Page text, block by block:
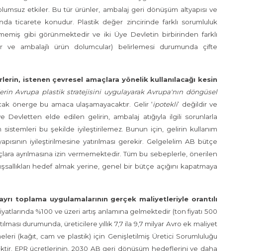
etkiler. Bu tür ürünler, ambalaj geri dönüşüm altyapısı ve
ticarete konudur. Plastik değer zincirinde farklı sorumluluk
gibi görünmektedir ve iki Üye Devletin birbirinden farklı
ambalajlı ürün dolumcular) belirlemesi durumunda çifte
istenen çevresel amaçlara yönelik kullanılacağı kesin
Avrupa plastik stratejisini uygulayarak Avrupa'nın döngüsel
önerge bu amaca ulaşamayacaktır. Gelir ‘ipotekli’ değildir ve
Devletten elde edilen gelirin, ambalaj atığıyla ilgili sorunlarla
sistemleri bu şekilde iyileştirilemez. Bunun için, gelirin kullanım
iyileştirilmesine yatırılması gerekir. Gelgelelim AB bütçe
ayrılmasına izin vermemektedir. Tüm bu sebeplerle, önerilen
hedef almak yerine, genel bir bütçe açığını kapatmaya
toplama uygulamalarının gerçek maliyetleriyle orantılı
%100 ve üzeri artış anlamına gelmektedir (ton fiyatı 500
durumunda, üreticilere yıllık 7,7 ila 9,7 milyar Avro ek maliyet
(kağıt, cam ve plastik) için Genişletilmiş Üretici Sorumluluğu
EPR ücretlerinin, 2030 AB geri dönüşüm hedeflerini ve daha